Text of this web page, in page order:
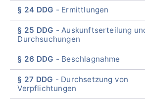
§ 24 DDG Ermittlungen
§ 25 DDG
Auskunftserteilung
Durchsuchungen
§ 26 DDG Beschlagnahme
§ 27 DDG
Durchsetzung von
Verpflichtungen